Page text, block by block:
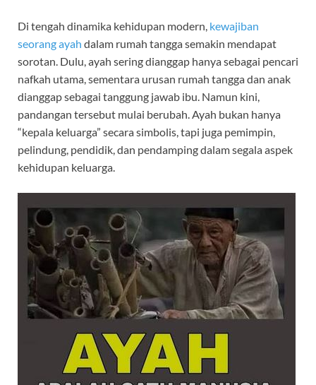
Di tengah dinamika kehidupan modern, kewajiban
seorang ayah dalam rumah tangga semakin mendapat
sorotan. Dulu, ayah sering dianggap hanya sebagai pencari
nafkah utama, sementara urusan rumah tangga dan anak
dianggap sebagai tanggung jawab ibu. Namun kini,
pandangan tersebut mulai berubah. Ayah bukan hanya
“kepala keluarga” secara simbolis, tapi juga pemimpin,
pelindung, pendidik, dan pendamping dalam segala aspek
kehidupan keluarga.